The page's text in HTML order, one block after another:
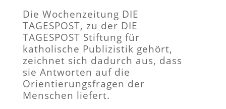
Die Wochenzeitung DIE
TAGESPOST, zu der DIE
TAGESPOST Stiftung für
katholische Publizistik gehört,
zeichnet sich dadurch aus, dass
sie Antworten auf die
Orientierungsfragen der
Menschen liefert.